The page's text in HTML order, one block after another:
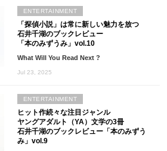
「探偵小説」は常に新しい魅力を放つ
石井千湖のブックレビュー
「本のみずうみ」vol.10
What Will You Read Next ?
Jul 23, 2025
ENTERTAINMENT
ヒット作続々な注目ジャンル
ヤングアダルト（YA）文学の3冊
石井千湖のブックレビュー「本のみずう
み」vol.9
ENTERTAINMENT